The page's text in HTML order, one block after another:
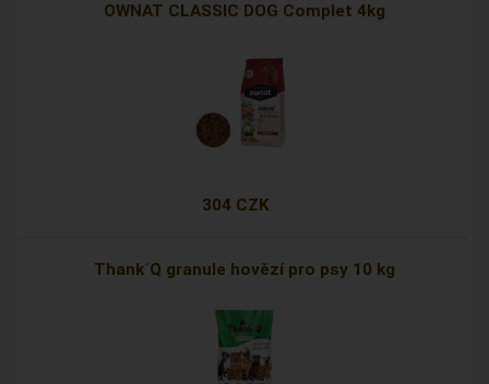
OWNAT CLASSIC DOG Complet 4kg
304 CZK
Thank´Q granule hovězí pro psy 10 kg